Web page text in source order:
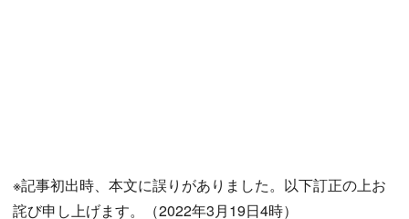
※記事初出時、本文に誤りがありました。以下訂正の上お
詫び申し上げます。（2022年3月19日4時）